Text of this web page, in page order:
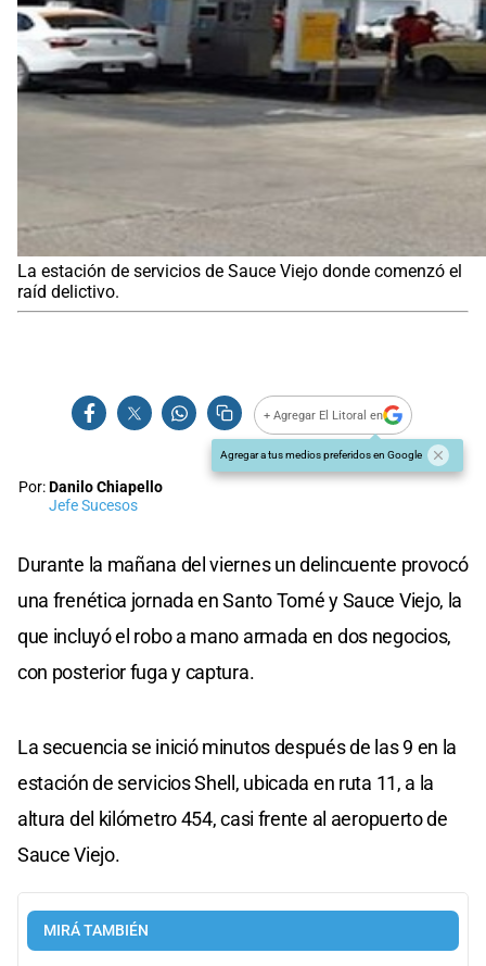
La estación de servicios de Sauce Viejo donde comenzó el
raíd delictivo.
+ Agregar El Litoral en
Agregar a tus medios preferidos en Google
Por:Danilo Chiapello
Jefe Sucesos
Durante la mañana del viernes un delincuente provocó
una frenética jornada en Santo Tomé y Sauce Viejo, la
que incluyó el robo a mano armada en dos negocios,
con posterior fuga y captura.
La secuencia se inició minutos después de las 9 en la
estación de servicios Shell, ubicada en ruta 11, a la
altura del kilómetro 454, casi frente al aeropuerto de
Sauce Viejo.
MIRÁ TAMBIÉN